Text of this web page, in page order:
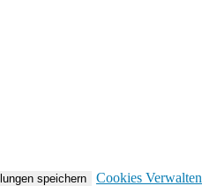
speichern Cookies Verwalten